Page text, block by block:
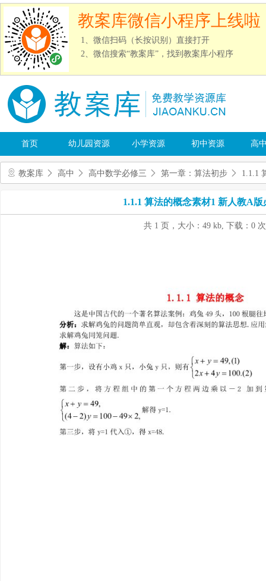
教案库微信小程序上线啦
1、微信扫码（长按识别）直接打开
2、微信搜索“教案库”，找到教案库小程序
首页 幼儿园资源 小学资源 初中资源 高
教案库 高中 高中数学必修三 第一章：算法初步 1.1.1
1.1.1 算法的概念素材1 新人教A版
共 1 页，大小：49 kb, 下载：0 次